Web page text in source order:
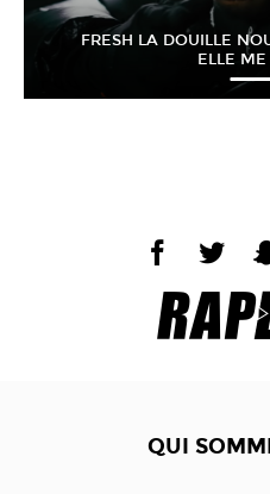
FRESH LA DOUILLE
ELLE
QUI